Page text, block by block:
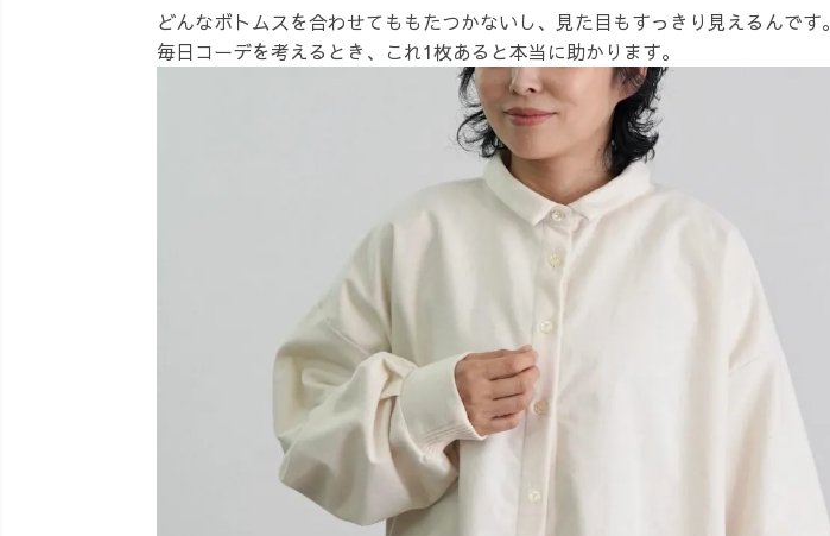
どんなボトムスを合わせてももたつかないし、見た目もすっきり見えるんです。
毎日コーデを考えるとき、これ1枚あると本当に助かります。